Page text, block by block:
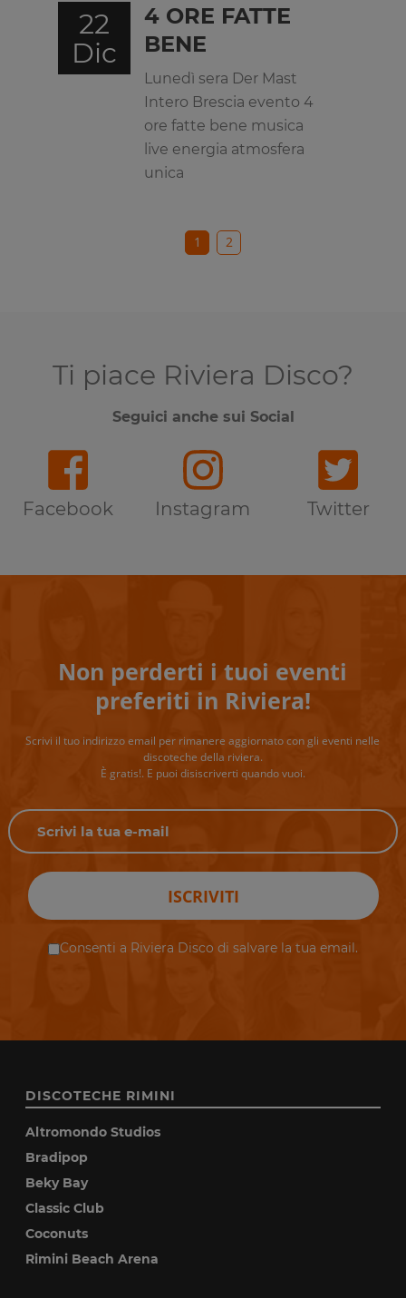
22
Dic
4 ORE FATTE
BENE
Lunedì sera Der Mast
Intero Brescia evento 4
ore fatte bene musica
live energia atmosfera
unica
1 2
Ti piace Riviera Disco?
Seguici anche sui Social
Facebook Instagram Twitter
Non perderti i tuoi eventi
preferiti in Riviera!
Scrivi il tuo indirizzo email per rimanere aggiornato con gli eventi nelle
discoteche della riviera.
È gratis!. E puoi disiscriverti quando vuoi.
ISCRIVITI
Consenti a Riviera Disco di salvare la tua email.
DISCOTECHE RIMINI
Altromondo Studios
Bradipop
Beky Bay
Classic Club
Coconuts
Rimini Beach Arena